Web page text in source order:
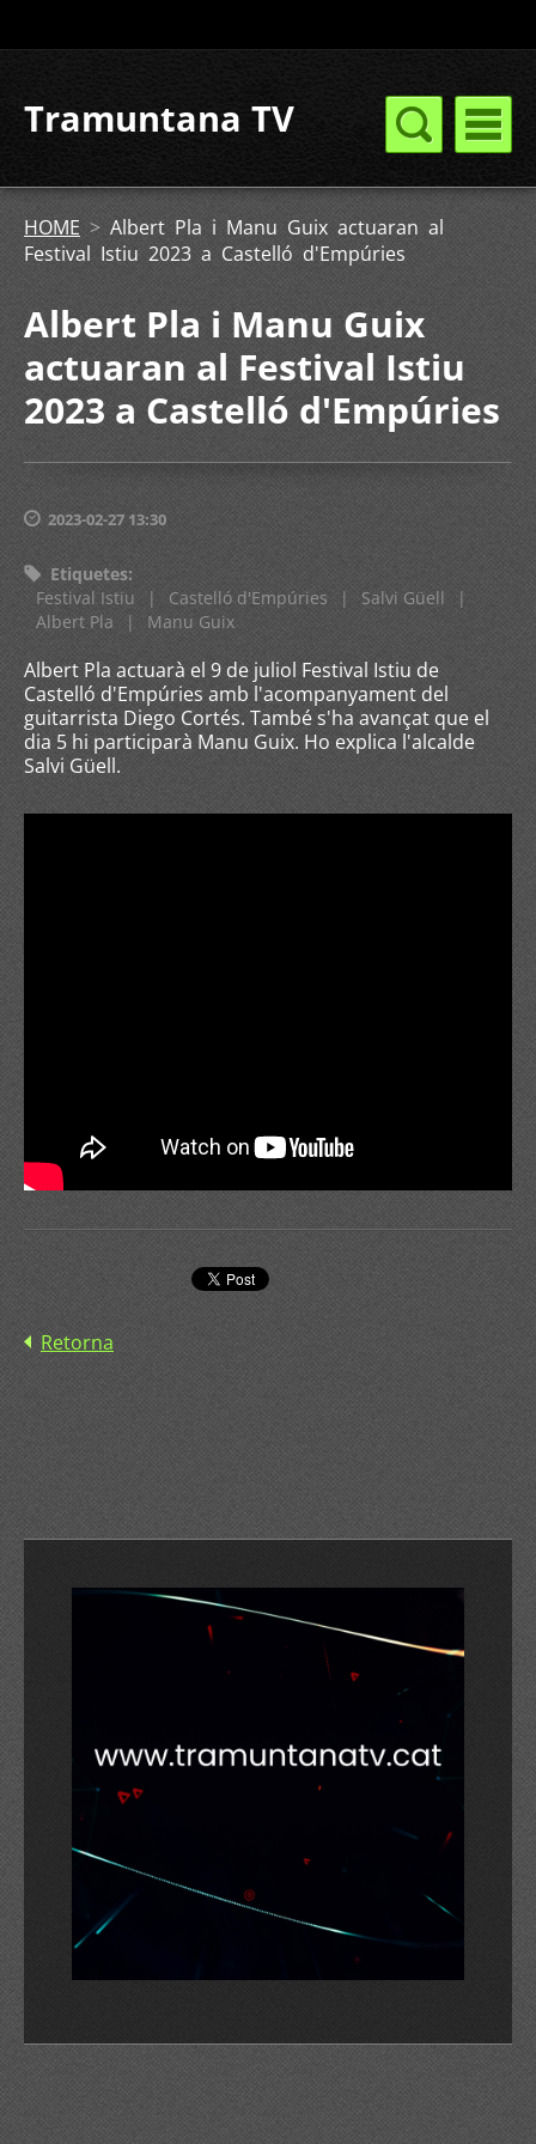
Tramuntana TV
HOME > Albert Pla i Manu Guix actuaran al
Festival Istiu 2023 a Castelló d'Empúries
Albert Pla i Manu Guix
actuaran al Festival Istiu
2023 a Castelló d'Empúries
2023-02-27 13:30
Etiquetes:
Festival Istiu
| Castelló d'Empúries | Salvi Güell
|
Albert Pla
| Manu Guix
Albert Pla actuarà el 9 de juliol Festival Istiu de
Castelló d'Empúries amb l'acompanyament del
guitarrista Diego Cortés. També s'ha avançat que el
dia 5 hi participarà Manu Guix. Ho explica l'alcalde
Salvi Güell.
Retorna